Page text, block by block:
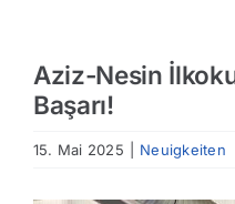
Aziz-Nesin
Başarı!
15. Mai 2025 Neuigkeiten